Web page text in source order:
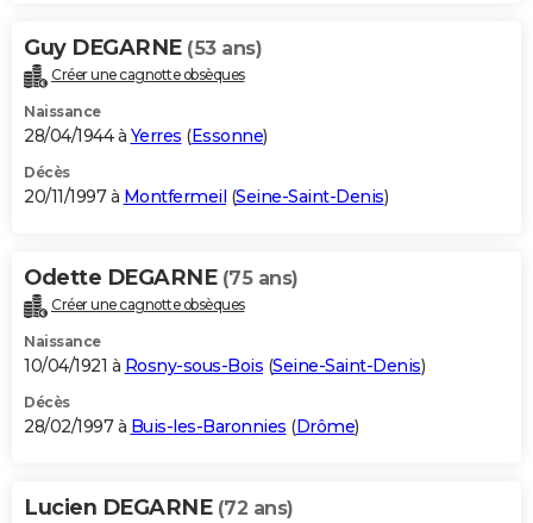
Guy DEGARNE (53 ans)
Créer une cagnotte obsèques
Naissance
28/04/1944 à Yerres (Essonne)
Décès
20/11/1997 à Montfermeil (Seine-Saint-Denis)
Odette DEGARNE (75 ans)
Créer une cagnotte obsèques
Naissance
10/04/1921 à Rosny-sous-Bois (Seine-Saint-Denis)
Décès
28/02/1997 à Buis-les-Baronnies (Drôme)
Lucien DEGARNE (72 ans)